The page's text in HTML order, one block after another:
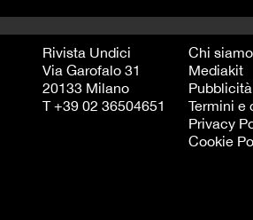
Rivista Undici
Via Garofalo 31
20133 Milano
T +39 02 36504651
Chi siamo
Mediakit
Pubblicità
Termini e
Privacy
Cookie